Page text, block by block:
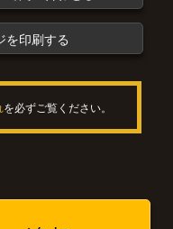
を印刷する
を必ずご覧ください。